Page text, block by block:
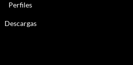
Perfiles
Descargas